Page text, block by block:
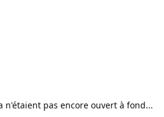
pas encore ouvert à fond...